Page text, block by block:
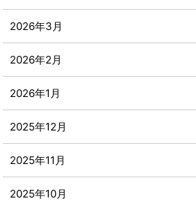
2026年3月
2026年2月
2026年1月
2025年12月
2025年11月
2025年10月